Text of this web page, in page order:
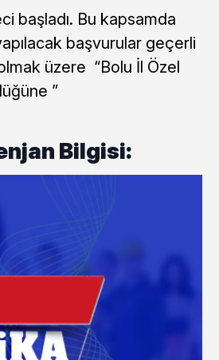
başladı. Bu kapsamda
başvurular geçerli
üzere “Bolu İl Özel
”
Bilgisi: